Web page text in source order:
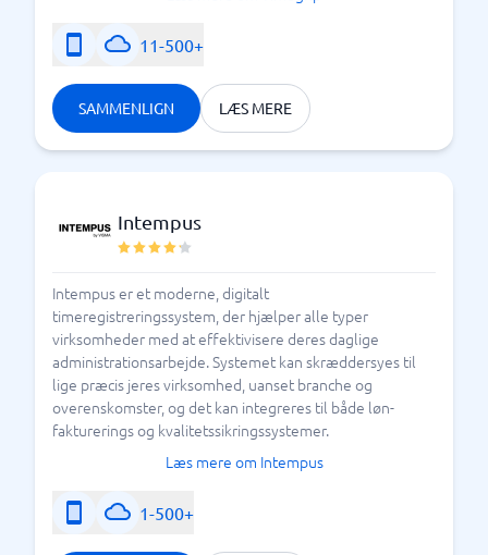
11-500+
SAMMENLIGN LÆS MERE
Intempus
Intempus er et moderne, digitalt
timeregistreringssystem, der hjælper alle typer
virksomheder med at effektivisere deres daglige
administrationsarbejde. Systemet kan skræddersyes til
lige præcis jeres virksomhed, uanset branche og
overenskomster, og det kan integreres til både løn-
fakturerings og kvalitetssikringssystemer.
Læs mere om Intempus
1-500+